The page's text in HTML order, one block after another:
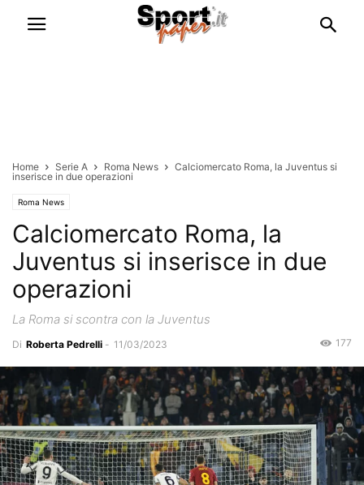
Home Serie A Roma News
Calciomercato Roma, la Juventus si
inserisce in due operazioni
Roma News
Calciomercato Roma, la
Juventus si inserisce in due
operazioni
La Roma si scontra con la Juventus
Di Roberta Pedrelli - 11/03/2023 177